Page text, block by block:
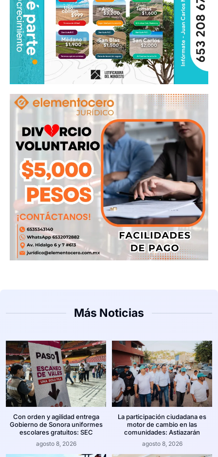
Más Noticias
Con orden y agilidad entrega
Gobierno de Sonora uniformes
escolares gratuitos: SEC
agosto 8, 2026
La participación ciudadana es
motor de cambio en las
comunidades: Astiazarán
agosto 8, 2026